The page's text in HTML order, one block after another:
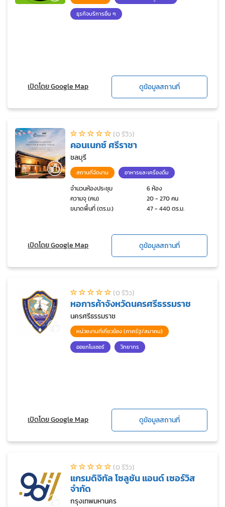
ธุรกิจบริการอื่น ๆ
เปิดโดย Google Map ดูข้อมูลสถานที่
(0 รีวิว)
คอนเนกซ์ ศรีราชา
ชลบุรี
สถานที่จัดงาน อาหารและเครื่องดื่ม
จำนวนห้องประชุม
6 ห้อง
ความจุ (คน)
20 - 270 คน
ขนาดพื้นที่ (ตร.ม.)
47 - 440 ตร.ม.
เปิดโดย Google Map ดูข้อมูลสถานที่
(0 รีวิว)
หอการค้าจังหวัดนครศรีธรรมราช
นครศรีธรรมราช
หน่วยงานที่เกี่ยวข้อง (ภาครัฐ/สมาคม)
ออแกไนเซอร์
วิทยากร
เปิดโดย Google Map ดูข้อมูลสถานที่
(0 รีวิว)
แกรมดิจิทัล โซลูชัน แอนด์ เซอร์วิส
จำกัด
กรุงเทพมหานคร